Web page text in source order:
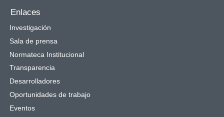
Enlaces
Investigación
Sala de prensa
Normateca Institucional
Transparencia
Desarrolladores
Oportunidades de trabajo
Eventos